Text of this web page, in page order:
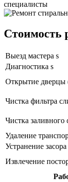
специалисты
Стоимость
Выезд мастера s
Диагностика s
Открытие дверцы
Чистка фильтра
Чистка заливного
Удаление
Устранение
Извлечение